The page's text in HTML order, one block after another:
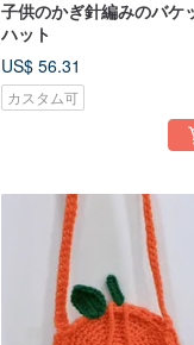
子供のかぎ針編みのバケ
ハット
US$ 56.31
カスタム可